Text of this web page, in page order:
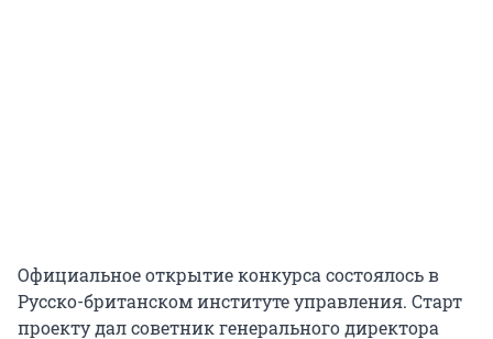
Официальное открытие конкурса состоялось в
Русско-британском институте управления. Старт
проекту дал советник генерального директора